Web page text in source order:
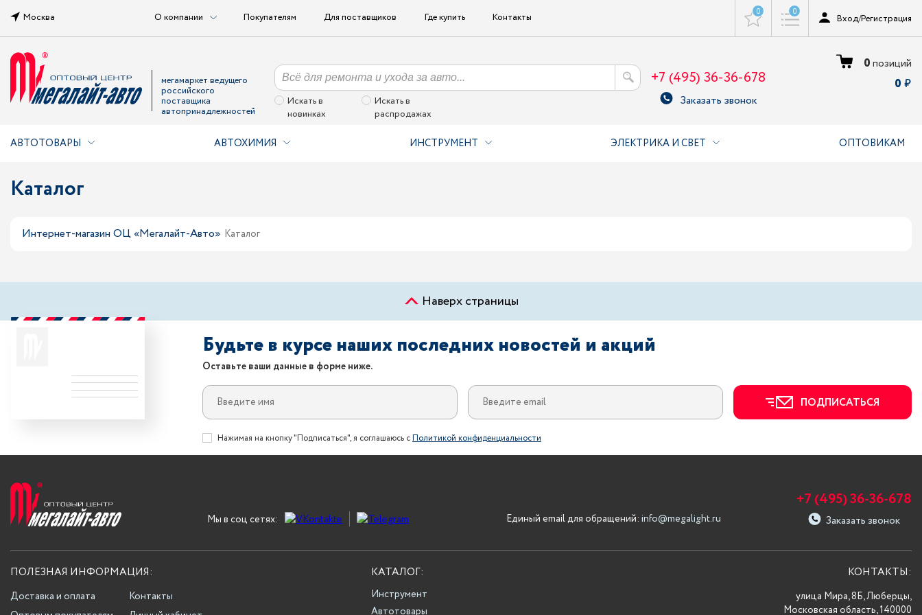
Москва О компании Покупателям Для поставщиков Где купить Контакты 0 0
Вход/Регистрация
мегамаркет ведущего
российского
поставщика
автопринадлежностей
Искать в
новинках
Искать в
распродажах
+7 (495) 36-36-678
Заказать звонок
0позиций
0
АВТОТОВАРЫ АВТОХИМИЯ ИНСТРУМЕНТ ЭЛЕКТРИКА И СВЕТ ОПТОВИКАМ
Каталог
Интернет-магазин ОЦ «Мегалайт-Авто» Каталог
Наверх страницы
Будьте в курсе наших последних новостей и акций
Оставьте ваши данные в форме ниже.
ПОДПИСАТЬСЯ
Нажимая на кнопку "Подписаться", я соглашаюсь сПолитикой конфиденциальности
Мы в соц сетях: Единый email для обращений: info@megalight.ru
+7 (495) 36-36-678
Заказать звонок
ПОЛЕЗНАЯ ИНФОРМАЦИЯ:
Доставка и оплата
Контакты
КАТАЛОГ:
Инструмент
Автотовары
КОНТАКТЫ:
улица Мира, 8Б, Люберцы,
Московская область, 140000